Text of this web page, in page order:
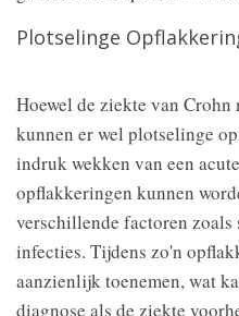
Plotselinge
Hoewel de ziekte van
kunnen er wel plotselinge
indruk wekken van een
opflakkeringen kunnen
verschillende factoren
infecties. Tijdens zo'n
aanzienlijk toenemen, wat
diagnose als de ziekte